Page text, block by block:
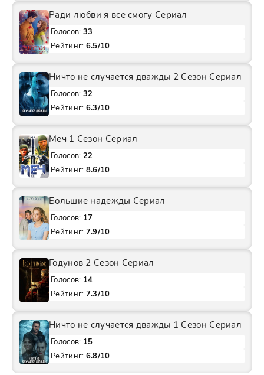
Ради любви я все смогу Сериал
Голосов: 33
Рейтинг: 6.5/10
Ничто не случается дважды 2 Сезон Сериал
Голосов: 32
Рейтинг: 6.3/10
Меч 1 Сезон Сериал
Голосов: 22
Рейтинг: 8.6/10
Большие надежды Сериал
Голосов: 17
Рейтинг: 7.9/10
Годунов 2 Сезон Сериал
Голосов: 14
Рейтинг: 7.3/10
Ничто не случается дважды 1 Сезон Сериал
Голосов: 15
Рейтинг: 6.8/10